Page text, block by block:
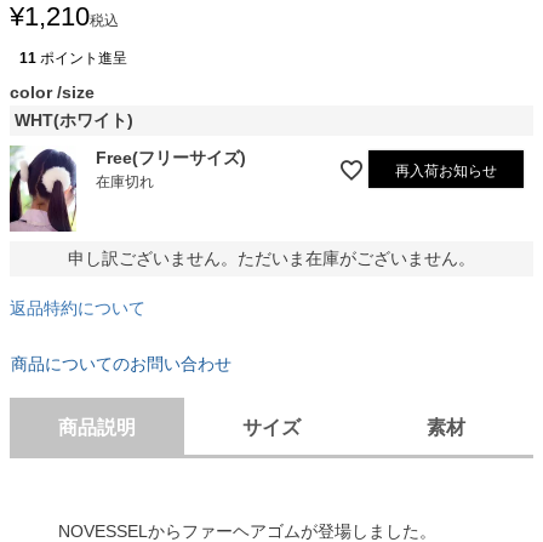
¥1,210税込
11 ポイント進呈
color size
WHT(ホワイト)
Free(フリーサイズ)
在庫切れ
再入荷お知らせ
申し訳ございません。ただいま在庫がございません。
返品特約について
商品についてのお問い合わせ
商品説明 サイズ 素材
NOVESSELからファーヘアゴムが登場しました。